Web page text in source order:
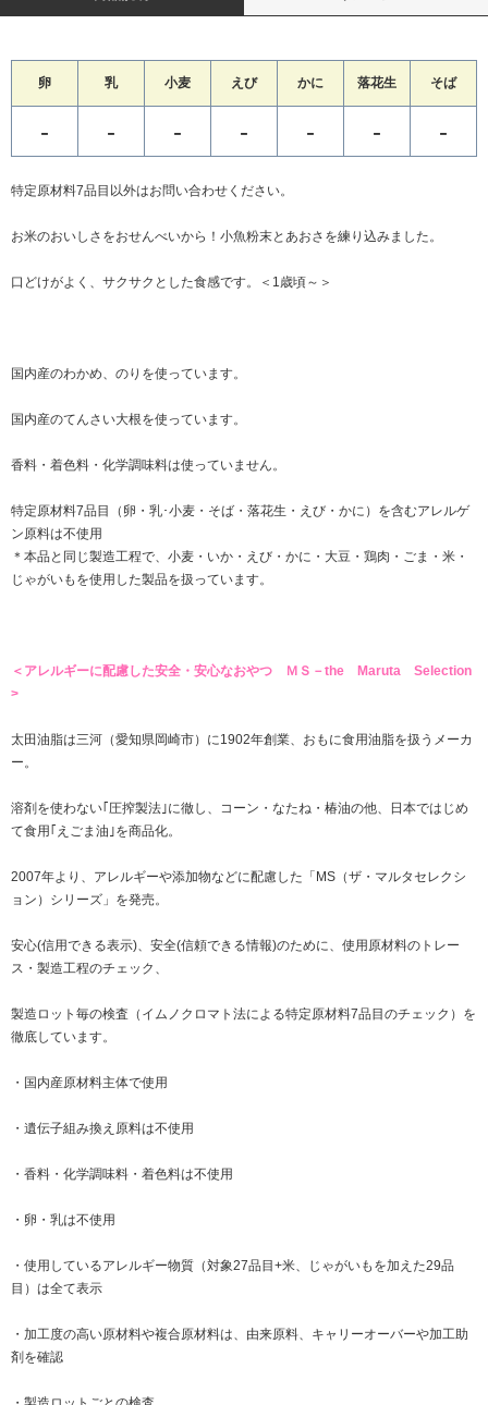
卵 乳 小麦 えび かに 落花生 そば
- - - - - - -
特定原材料7品目以外はお問い合わせください。
お米のおいしさをおせんべいから！小魚粉末とあおさを練り込みました。
口どけがよく、サクサクとした食感です。＜1歳頃～＞
国内産のわかめ、のりを使っています。
国内産のてんさい大根を使っています。
香料・着色料・化学調味料は使っていません。
特定原材料7品目（卵・乳･小麦・そば・落花生・えび・かに）を含むアレルゲ
ン原料は不使用
＊本品と同じ製造工程で、小麦・いか・えび・かに・大豆・鶏肉・ごま・米・
じゃがいもを使用した製品を扱っています。
＜アレルギーに配慮した安全・安心なおやつ ＭＳ－the Maruta Selection
>
太田油脂は三河（愛知県岡崎市）に1902年創業、おもに食用油脂を扱うメーカ
ー。
溶剤を使わない｢圧搾製法｣に徹し、コーン・なたね・椿油の他、日本ではじめ
て食用｢えごま油｣を商品化。
2007年より、アレルギーや添加物などに配慮した「MS（ザ・マルタセレクシ
ョン）シリーズ」を発売。
安心(信用できる表示)、安全(信頼できる情報)のために、使用原材料のトレー
ス・製造工程のチェック、
製造ロット毎の検査（イムノクロマト法による特定原材料7品目のチェック）を
徹底しています。
・国内産原材料主体で使用
・遺伝子組み換え原料は不使用
・香料・化学調味料・着色料は不使用
・卵・乳は不使用
・使用しているアレルギー物質（対象27品目+米、じゃがいもを加えた29品
目）は全て表示
・加工度の高い原材料や複合原材料は、由来原料、キャリーオーバーや加工助
剤を確認